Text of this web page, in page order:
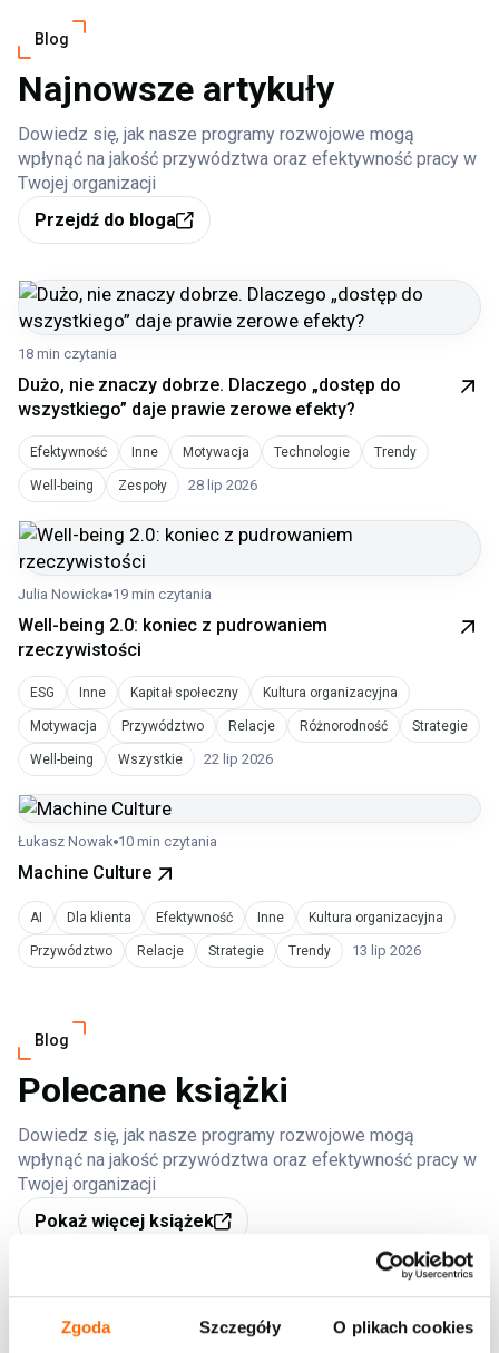
Zgoda Szczegóły O plikach cookies
Blog
Najnowsze artykuły
Dowiedz się, jak nasze programy rozwojowe mogą
wpłynąć na jakość przywództwa oraz efektywność pracy w
Twojej organizacji
Przejdź do bloga
18 min czytania
Dużo, nie znaczy dobrze. Dlaczego „dostęp do
wszystkiego” daje prawie zerowe efekty?
Efektywność Inne Motywacja Technologie Trendy
Well-being Zespoły 28 lip 2026
Julia Nowicka 19 min czytania
Well-being 2.0: koniec z pudrowaniem
rzeczywistości
ESG Inne Kapitał społeczny Kultura organizacyjna
Motywacja Przywództwo Relacje Różnorodność Strategie
Well-being Wszystkie 22 lip 2026
Łukasz Nowak 10 min czytania
Machine Culture
AI Dla klienta Efektywność Inne Kultura organizacyjna
Przywództwo Relacje Strategie Trendy 13 lip 2026
Blog
Polecane książki
Dowiedz się, jak nasze programy rozwojowe mogą
wpłynąć na jakość przywództwa oraz efektywność pracy w
Twojej organizacji
Pokaż więcej książek